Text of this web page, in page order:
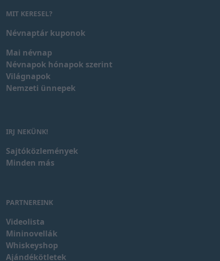
MIT KERESEL?
Névnaptár kuponok
Mai névnap
Névnapok hónapok szerint
Világnapok
Nemzeti ünnepek
IRJ NEKÜNK!
Sajtóközlemények
Minden más
PARTNEREINK
Videolista
Mininovellák
Whiskeyshop
Ajándékötletek